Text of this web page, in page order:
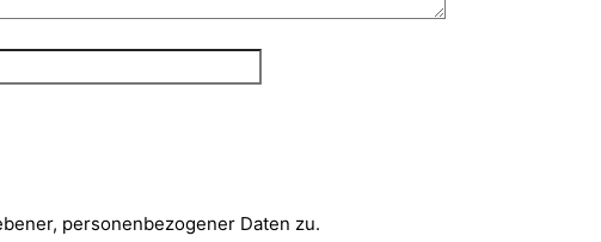
personenbezogener Daten zu.